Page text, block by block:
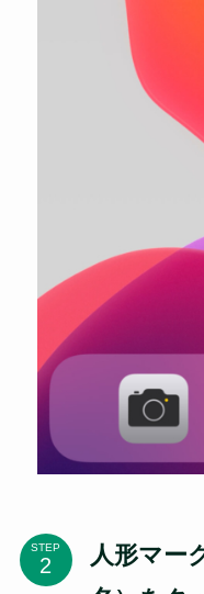
STEP
人形マー